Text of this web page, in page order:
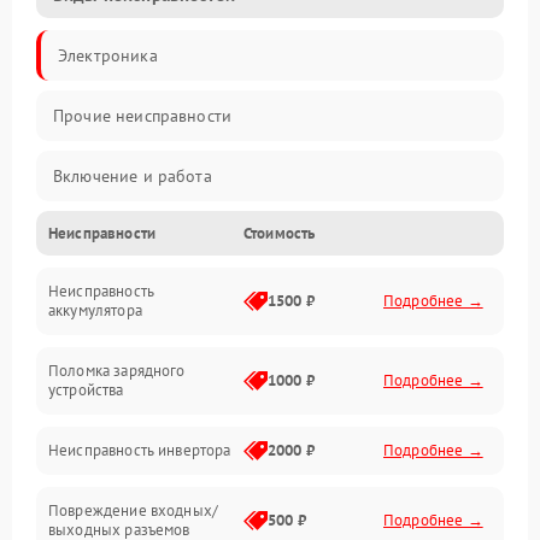
Электроника
Прочие неисправности
Включение и работа
Работа с нагрузкой
Звук и индикация
Неисправности Стоимость
Неисправность
аккумулятора
1500 ₽ Подробнее →
Поломка зарядного
устройства
1000 ₽ Подробнее →
Неисправность инвертора 2000 ₽ Подробнее →
Повреждение входных/
выходных разъемов
500 ₽ Подробнее →